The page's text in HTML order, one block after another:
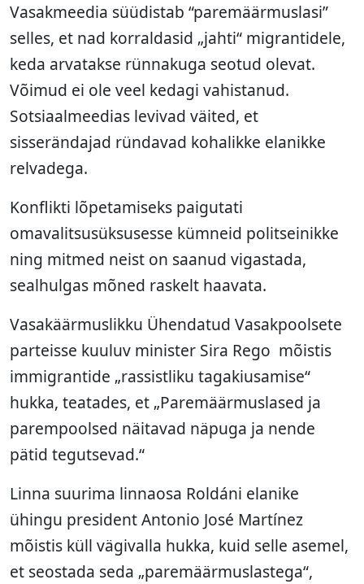
Vasakmeedia süüdistab “paremäärmuslasi”
selles, et nad korraldasid „jahti“ migrantidele,
keda arvatakse rünnakuga seotud olevat.
Võimud ei ole veel kedagi vahistanud.
Sotsiaalmeedias levivad väited, et
sisserändajad ründavad kohalikke elanikke
relvadega.
Konflikti lõpetamiseks paigutati
omavalitsusüksusesse kümneid politseinikke
ning mitmed neist on saanud vigastada,
sealhulgas mõned raskelt haavata.
Vasakäärmuslikku Ühendatud Vasakpoolsete
parteisse kuuluv minister Sira Rego mõistis
immigrantide „rassistliku tagakiusamise“
hukka, teatades, et „Paremäärmuslased ja
parempoolsed näitavad näpuga ja nende
pätid tegutsevad.“
Linna suurima linnaosa Roldáni elanike
ühingu president Antonio José Martínez
mõistis küll vägivalla hukka, kuid selle asemel,
et seostada seda „paremäärmuslastega“,